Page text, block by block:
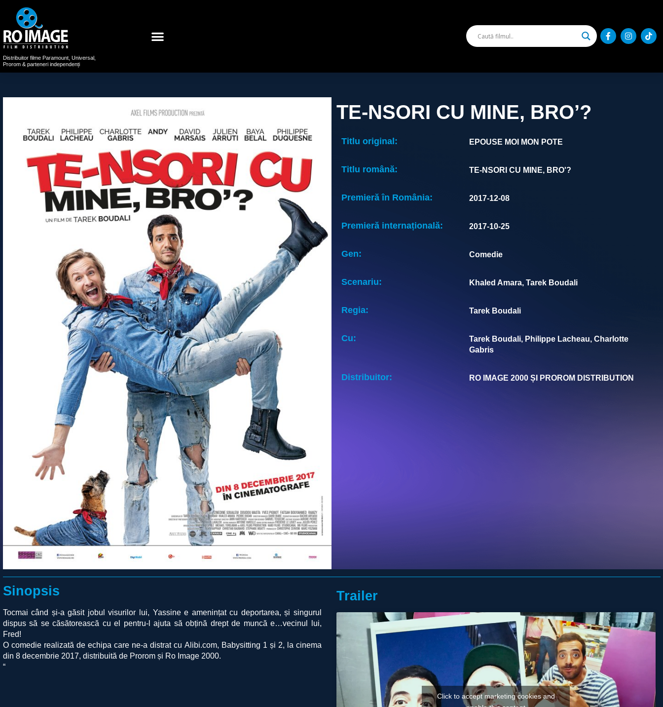
Distribuitor filme Paramount, Universal,
Prorom & parteneri independenți
TE-NSORI CU MINE, BRO’?
Titlu original: EPOUSE MOI MON POTE
Titlu română: TE-NSORI CU MINE, BRO'?
Premieră în România: 2017-12-08
Premieră internațională: 2017-10-25
Gen: Comedie
Scenariu: Khaled Amara, Tarek Boudali
Regia: Tarek Boudali
Cu:
Tarek Boudali, Philippe Lacheau, Charlotte
Gabris
Distribuitor: RO IMAGE 2000 ȘI PROROM DISTRIBUTION
Sinopsis
Tocmai când și-a găsit jobul visurilor lui, Yassine e amenințat cu deportarea, și singurul
dispus să se căsătorească cu el pentru-l ajuta să obțină drept de muncă e…vecinul lui,
Fred!
O comedie realizată de echipa care ne-a distrat cu Alibi.com, Babysitting 1 și 2, la cinema
din 8 decembrie 2017, distribuită de Proromși Ro Image 2000.
“
Trailer
Click to accept marketing cookies and